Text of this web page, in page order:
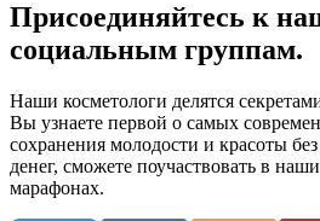
Присоединяйтесь к
социальным группам.
Наши косметологи делятся
Вы узнаете первой о самых
сохранения молодости и красоты
денег, сможете поучаствовать в
марафонах.